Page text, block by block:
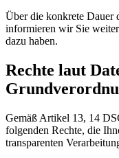
Über die konkrete Dauer
informieren wir Sie
dazu haben.
Rechte laut
Gemäß Artikel 13, 14
folgenden Rechte, die
transparenten